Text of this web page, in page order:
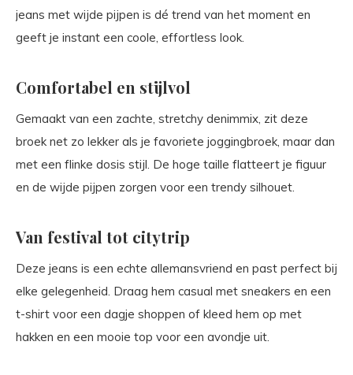
jeans met wijde pijpen is dé trend van het moment en
geeft je instant een coole, effortless look.
Comfortabel en stijlvol
Gemaakt van een zachte, stretchy denimmix, zit deze
broek net zo lekker als je favoriete joggingbroek, maar dan
met een flinke dosis stijl. De hoge taille flatteert je figuur
en de wijde pijpen zorgen voor een trendy silhouet.
Van festival tot citytrip
Deze jeans is een echte allemansvriend en past perfect bij
elke gelegenheid. Draag hem casual met sneakers en een
t-shirt voor een dagje shoppen of kleed hem op met
hakken en een mooie top voor een avondje uit.